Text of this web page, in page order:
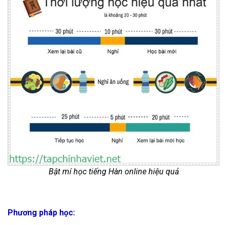
Bật mí học tiếng Hàn online hiệu quả
Phương pháp học: